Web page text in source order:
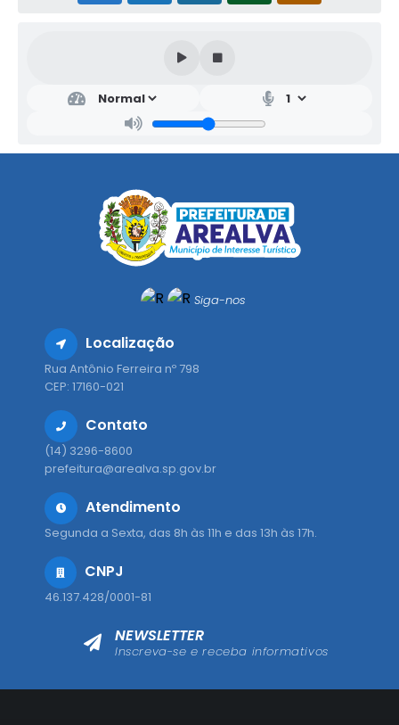
Siga-nos
Localização
Rua Antônio Ferreira nº 798
CEP: 17160-021
Contato
(14) 3296-8600
prefeitura@arealva.sp.gov.br
Atendimento
Segunda a Sexta, das 8h às 11h e das 13h às 17h.
CNPJ
46.137.428/0001-81
NEWSLETTER
Inscreva-se e receba informativos